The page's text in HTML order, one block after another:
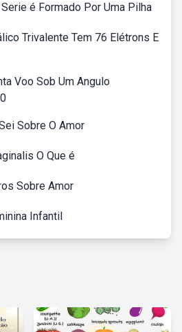
é Formado Por Uma Pilha
Trivalente Tem 76 Elétrons E
Voo Sob Um Angulo
Sobre O Amor
O Que é
Sobre Amor
Infantil